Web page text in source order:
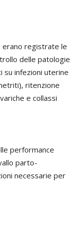
erano registrate le
delle patologie
su infezioni uterine
ritenzione
e collassi
performance
parto-
necessarie per